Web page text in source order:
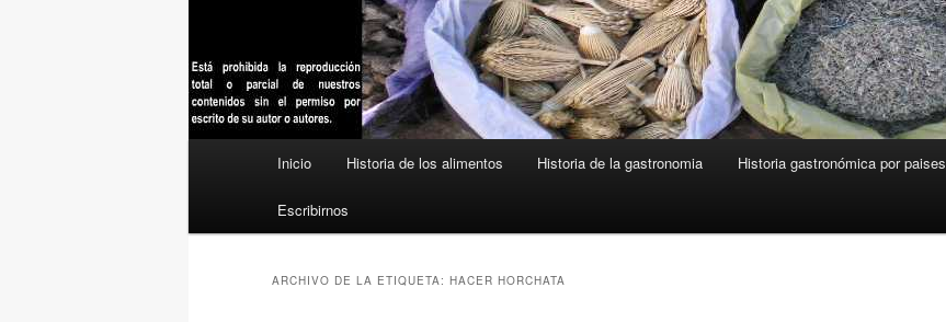
Inicio Historia de los alimentos Historia de la gastronomia Historia gastronómica por paises
Escribirnos
ARCHIVO DE LA ETIQUETA: HACER HORCHATA